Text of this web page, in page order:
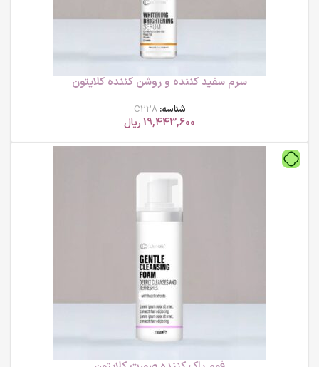
سرم سفید کننده و روشن کننده کلایتون
شناسه:C228
19,443,600ریال